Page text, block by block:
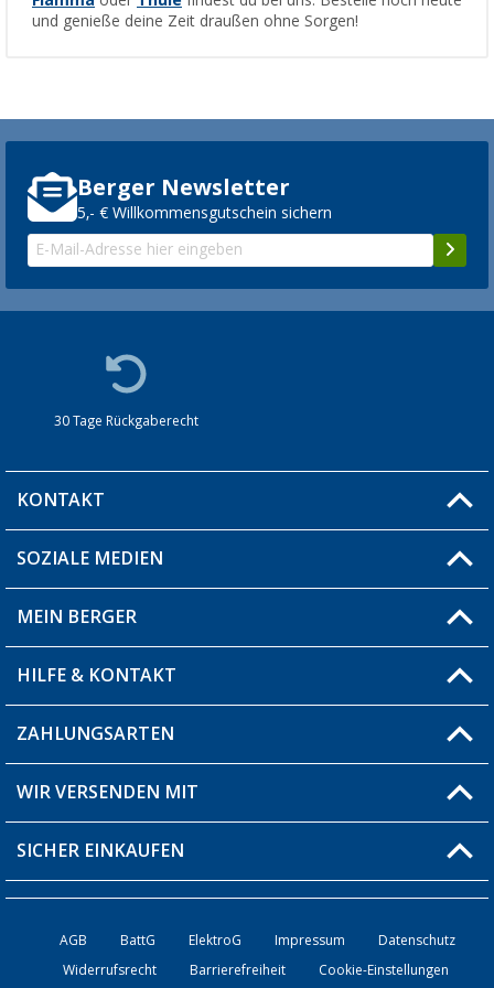
und genieße deine Zeit draußen ohne Sorgen!
Berger Newsletter
5,- € Willkommensgutschein sichern
30 Tage Rückgaberecht
KONTAKT
Du hast eine Frage?
Filiale finden
SOZIALE MEDIEN
MEIN BERGER
Blog
Produkttester
Über uns
HILFE & KONTAKT
Fragen & Antworten / FAQ
Versandinformationen
Bestellstatus
Kontakt
ZAHLUNGSARTEN
WIR VERSENDEN MIT
SICHER EINKAUFEN
AGB BattG ElektroG Impressum
Datenschutz
Widerrufsrecht
Barrierefreiheit Cookie-Einstellungen